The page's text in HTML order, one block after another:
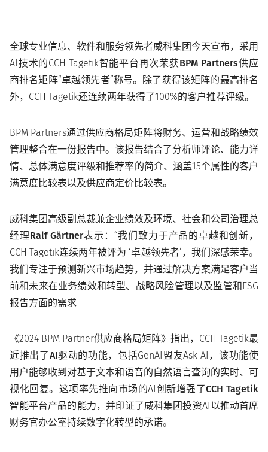
全球专业信息、软件和服务领先者威科集团今天宣布，采用
AI技术的CCH Tagetik智能平台再次荣获BPM Partners供应
商排名矩阵“卓越领先者”称号。除了获得该矩阵的最高排名
外，CCH Tagetik还连续两年获得了100%的客户推荐评级。
BPM Partners通过供应商格局矩阵将财务、运营和战略绩效
管理整合在一份报告中。该报告结合了分析师评论、能力详
情、总体满意度评级和推荐率的简介、涵盖15个属性的客户
满意度比较表以及供应商定价比较表。
威科集团高级副总裁兼企业绩效及环境、社会和公司治理总
经理Ralf Gärtner表示 ：“我们致力于产品的卓越和创新，
CCH Tagetik连续两年被评为 ‘卓越领先者’，我们深感荣幸。
我们专注于预测新兴市场趋势，并通过解决方案满足客户当
前和未来在业务绩效和转型、战略风险管理以及监管和ESG
报告方面的需求
《2024 BPM Partner供应商格局矩阵》指出，CCH Tagetik最
近推出了AI驱动的功能，包括GenAI盟友Ask AI，该功能使
用户能够收到对基于文本和语音的自然语言查询的实时、可
视化回复。这项率先推向市场的AI创新增强了CCH Tagetik
智能平台产品的能力，并印证了威科集团投资AI以推动首席
财务官办公室持续数字化转型的承诺。